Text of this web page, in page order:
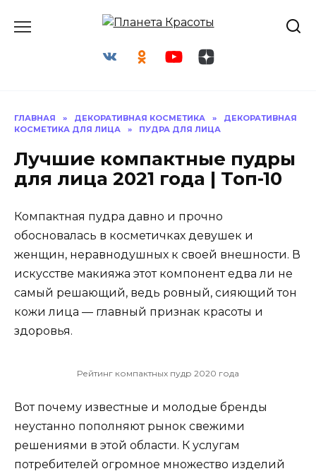
ГЛАВНАЯ » ДЕКОРАТИВНАЯ КОСМЕТИКА »
ДЕКОРАТИВНАЯ
КОСМЕТИКА ДЛЯ ЛИЦА
» ПУДРА ДЛЯ ЛИЦА
Лучшие компактные пудры
для лица 2021 года | Топ-10
Компактная пудра давно и прочно
обосновалась в косметичках девушек и
женщин, неравнодушных к своей внешности. В
искусстве макияжа этот компонент едва ли не
самый решающий, ведь ровный, сияющий тон
кожи лица — главный признак красоты и
здоровья.
Рейтинг компактных пудр 2020 года
Вот почему известные и молодые бренды
неустанно пополняют рынок свежими
решениями в этой области. К услугам
потребителей огромное множество изделий